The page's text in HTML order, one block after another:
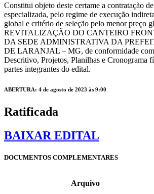
Constitui objeto deste certame a contratação
especializada, pelo regime de execução
global e critério de seleção pelo menor preço
REVITALIZAÇÃO DO CANTEIRO
DA SEDE ADMINISTRATIVA DA
DE LARANJAL – MG, de conformidade
Descritivo, Projetos, Planilhas e Cronograma
partes integrantes do edital.
ABERTURA: 4 de agosto de 2023 às 9:00
Ratificada
BAIXAR EDITAL
DOCUMENTOS COMPLEMENTARES
Arquivo